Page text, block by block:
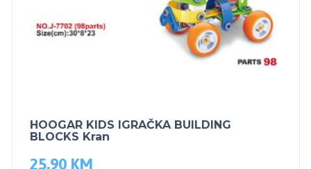
HOOGAR KIDS IGRAČKA BUILDING
BLOCKS Kran
25.90 KM